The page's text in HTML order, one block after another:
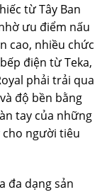
từ Tây Ban
ưu điểm nấu
cao, nhiều chức
điện từ Teka,
phải trải qua
độ bền bằng
tay của những
người tiêu
đa dạng sản